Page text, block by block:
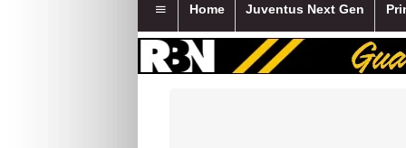
Home Juventus Next Gen